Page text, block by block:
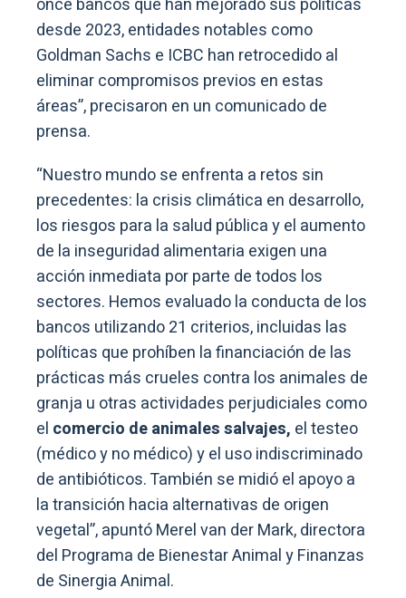
once bancos que han mejorado sus políticas
desde 2023, entidades notables como
Goldman Sachs e ICBC han retrocedido al
eliminar compromisos previos en estas
áreas”, precisaron en un comunicado de
prensa.
“Nuestro mundo se enfrenta a retos sin
precedentes: la crisis climática en desarrollo,
los riesgos para la salud pública y el aumento
de la inseguridad alimentaria exigen una
acción inmediata por parte de todos los
sectores. Hemos evaluado la conducta de los
bancos utilizando 21 criterios, incluidas las
políticas que prohíben la financiación de las
prácticas más crueles contra los animales de
granja u otras actividades perjudiciales como
el comercio de animales salvajes, el testeo
(médico y no médico) y el uso indiscriminado
de antibióticos. También se midió el apoyo a
la transición hacia alternativas de origen
vegetal”, apuntó Merel van der Mark, directora
del Programa de Bienestar Animal y Finanzas
de Sinergia Animal.